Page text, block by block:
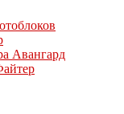
Авангард